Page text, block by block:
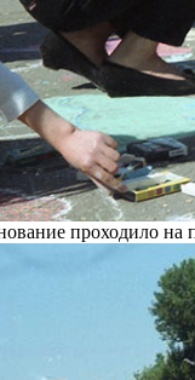
проходило на